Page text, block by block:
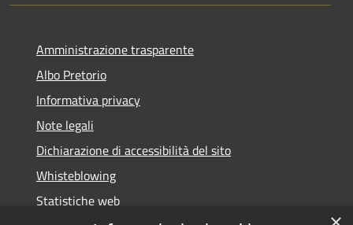
Amministrazione trasparente
Albo Pretorio
Informativa privacy
Note legali
Dichiarazione di accessibilità del sito
Whisteblowing
Statistiche web